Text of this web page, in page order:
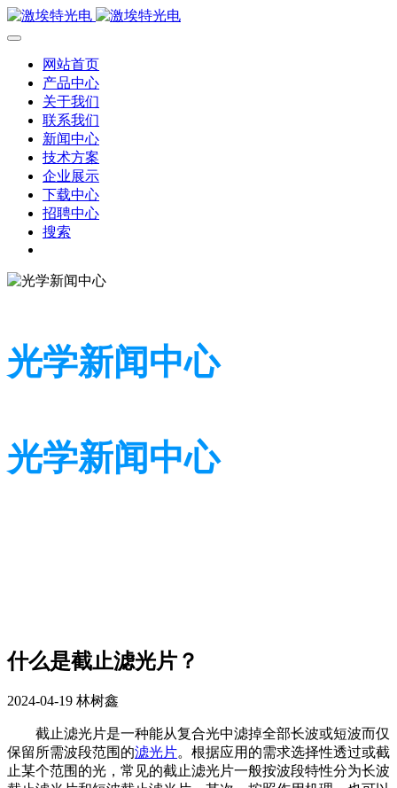
网站首页
产品中心
关于我们
联系我们
新闻中心
技术方案
企业展示
下载中心
招聘中心
搜索
光学新闻中心
光学新闻中心
​什么是截止滤光片？
2024-04-19 林树鑫
截止滤光片是一种能从复合光中滤掉全部长波或短波而仅
保留所需波段范围的滤光片。根据应用的需求选择性透过或截
止某个范围的光，常见的截止滤光片一般按波段特性分为长波